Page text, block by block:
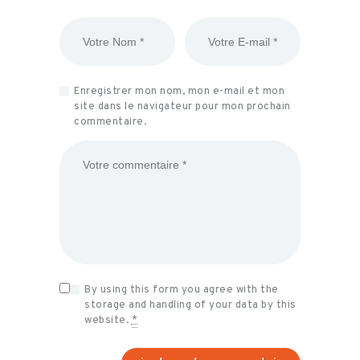
Enregistrer mon nom, mon e-mail et mon
site dans le navigateur pour mon prochain
commentaire.
By using this form you agree with the
storage and handling of your data by this
website.*